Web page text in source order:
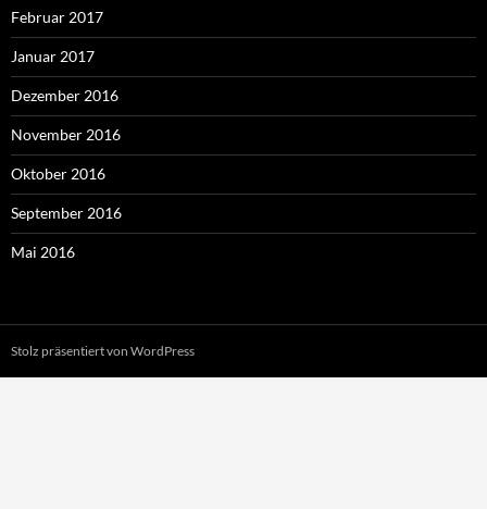
Februar 2017
Januar 2017
Dezember 2016
November 2016
Oktober 2016
September 2016
Mai 2016
Stolz präsentiert von WordPress